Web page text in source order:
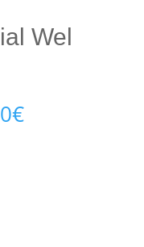
Wel
€